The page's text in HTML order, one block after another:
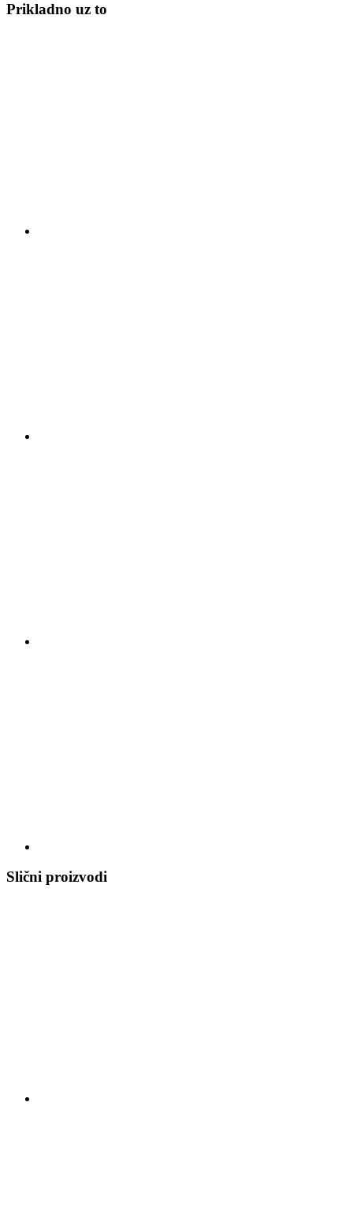
Prikladno uz to
Slični proizvodi